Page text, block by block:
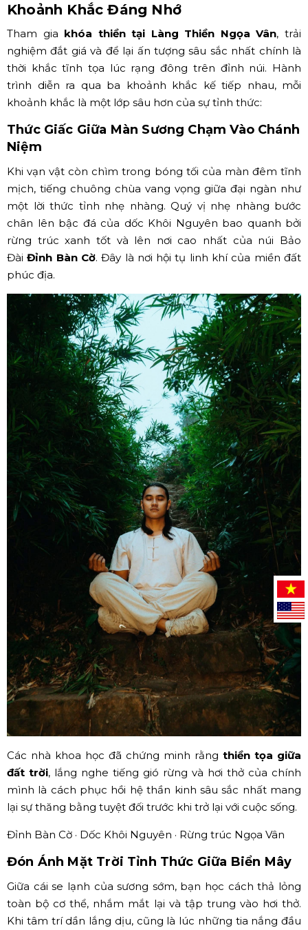
Khoảnh Khắc Đáng Nhớ
Tham gia khóa thiền tại Làng Thiền Ngọa Vân, trải
nghiệm đắt giá và để lại ấn tượng sâu sắc nhất chính là
thời khắc tĩnh tọa lúc rạng đông trên đỉnh núi. Hành
trình diễn ra qua ba khoảnh khắc kế tiếp nhau, mỗi
khoảnh khắc là một lớp sâu hơn của sự tỉnh thức:
Thức Giấc Giữa Màn Sương Chạm Vào Chánh
Niệm
Khi vạn vật còn chìm trong bóng tối của màn đêm tĩnh
mịch, tiếng chuông chùa vang vọng giữa đại ngàn như
một lời thức tỉnh nhẹ nhàng. Quý vị nhẹ nhàng bước
chân lên bậc đá của dốc Khôi Nguyên bao quanh bởi
rừng trúc xanh tốt và lên nơi cao nhất của núi Bảo
ĐàiĐỉnh Bàn Cờ. Đây là nơi hội tụ linh khí của miền đất
phúc địa.
Các nhà khoa học đã chứng minh rằng thiền tọa giữa
đất trời, lắng nghe tiếng gió rừng và hơi thở của chính
mình là cách phục hồi hệ thần kinh sâu sắc nhất mang
lại sự thăng bằng tuyệt đối trước khi trở lại với cuộc sống.
Đỉnh Bàn Cờ · Dốc Khôi Nguyên · Rừng trúc Ngọa Vân
Đón Ánh Mặt Trời Tỉnh Thức Giữa Biển Mây
Giữa cái se lạnh của sương sớm, bạn học cách thả lỏng
toàn bộ cơ thể, nhắm mắt lại và tập trung vào hơi thở.
Khi tâm trí dần lắng dịu, cũng là lúc những tia nắng đầu